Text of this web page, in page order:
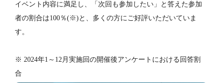
イベント内容に満足し、「次回も参加したい」と答えた参加
者の割合は100％(※)と、多くの方にご好評いただいていま
す。
※ 2024年1～12月実施回の開催後アンケートにおける回答割
合